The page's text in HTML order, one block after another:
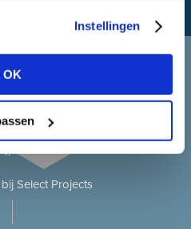
Instellingen
OK
Select Projects
onze website?
Select Projects